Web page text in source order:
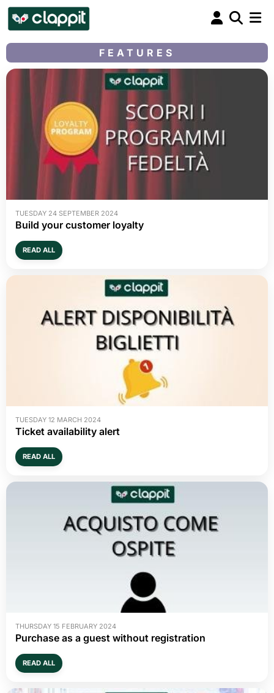
FEATURES
TUESDAY 24 SEPTEMBER 2024
Build your customer loyalty
READ ALL
TUESDAY 12 MARCH 2024
Ticket availability alert
READ ALL
THURSDAY 15 FEBRUARY 2024
Purchase as a guest without registration
READ ALL